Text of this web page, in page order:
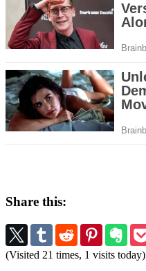
Share this:
(Visited 21 times, 1 visits today)